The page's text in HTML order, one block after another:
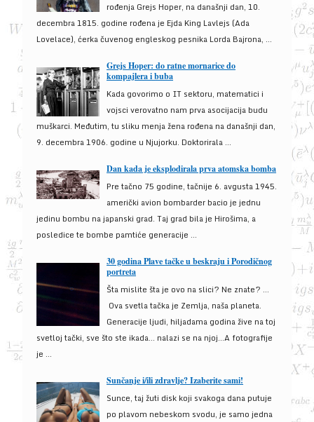
rođenja Grejs Hoper, na današnji dan, 10.
decembra 1815. godine rođena je Ejda King Lavlejs (Ada
Lovelace), ćerka čuvenog engleskog pesnika Lorda Bajrona, ...
Grejs Hoper: do ratne mornarice do
kompajlera i buba
Kada govorimo o IT sektoru, matematici i
vojsci verovatno nam prva asocijacija budu
muškarci. Međutim, tu sliku menja žena rođena na današnji dan,
9. decembra 1906. godine u Njujorku. Doktorirala ...
Dan kada je eksplodirala prva atomska bomba
Pre tačno 75 godine, tačnije 6. avgusta 1945.
američki avion bombarder bacio je jednu
jedinu bombu na japanski grad. Taj grad bila je Hirošima, a
posledice te bombe pamtiće generacije ...
30 godina Plave tačke u beskraju i Porodičnog
portreta
Šta mislite šta je ovo na slici? Ne znate? …
Ova svetla tačka je Zemlja, naša planeta.
Generacije ljudi, hiljadama godina žive na toj
svetloj tački, sve što ste ikada… nalazi se na njoj…A fotografije
je ...
Sunčanje i/ili zdravlje? Izaberite sami!
Sunce, taj žuti disk koji svakoga dana putuje
po plavom nebeskom svodu, je samo jedna